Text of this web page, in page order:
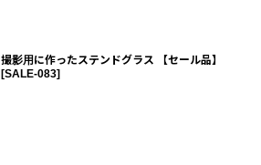
撮影用に作ったステンドグラス 【セール品】
[SALE-083]